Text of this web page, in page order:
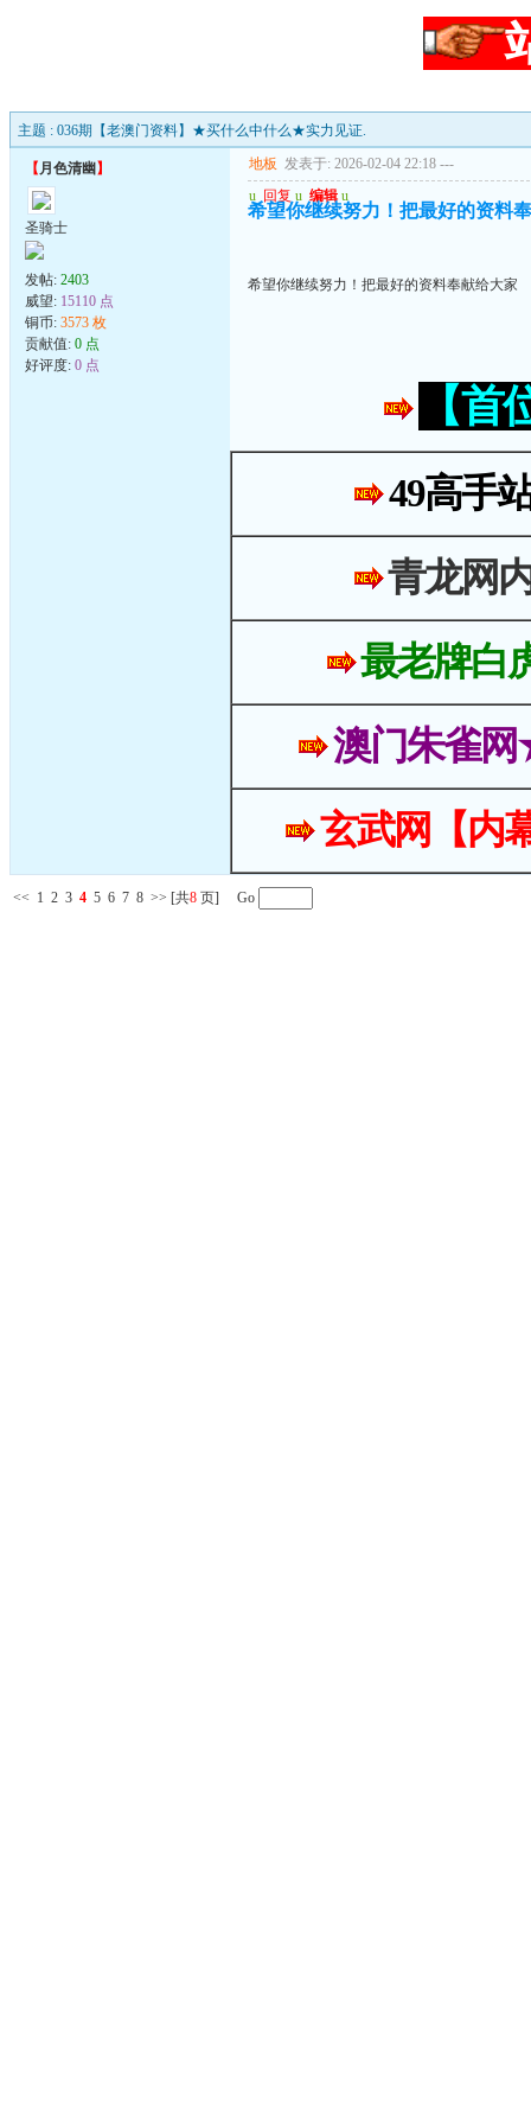
主题 : 036期【老澳门资料】★买什么中什么★实力见证.
【月色清幽 】
圣骑士
发帖: 2403
威望: 15110 点
铜币: 3573 枚
贡献值: 0 点
好评度: 0 点
地板 发表于: 2026-02-04 22:18 ---
u 回复 u 编辑 u
希望你继续努力！把最好的资料
希望你继续努力！把最好的资料奉献给大家
【
49高手
青龙网
最老牌白
澳门朱雀
玄武网【内
<< 1 2 3 4 5 6 7 8 >> [共8 页] Go